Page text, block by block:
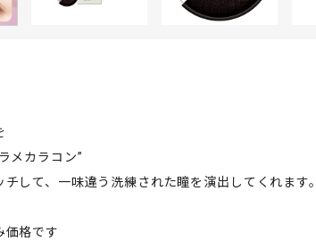
メカラコン”
して、一味違う洗練された瞳を演出してくれます。
価格です